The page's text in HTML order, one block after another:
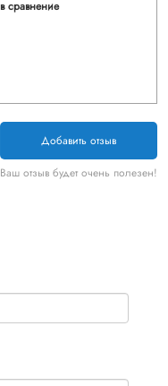
в сравнение
Добавить отзыв
Ваш отзыв будет очень полезен!